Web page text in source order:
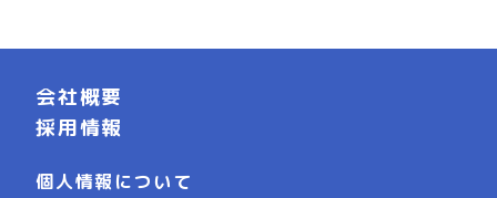
会社概要
採用情報
個人情報について